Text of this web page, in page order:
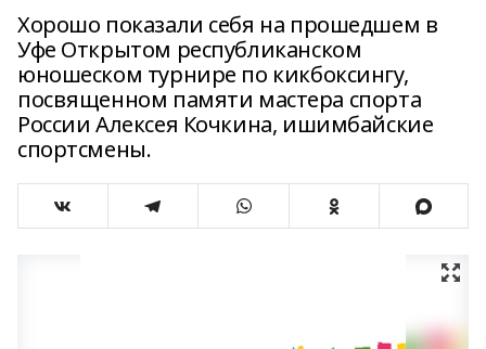
Хорошо показали себя на прошедшем в
Уфе Открытом республиканском
юношеском турнире по кикбоксингу,
посвященном памяти мастера спорта
России Алексея Кочкина, ишимбайские
спортсмены.